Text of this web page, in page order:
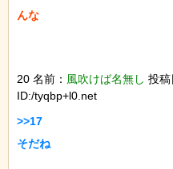
んな
20 名前： 風吹けば名無し 投
ID:/tyqbp+l0.net
>>17
そだね